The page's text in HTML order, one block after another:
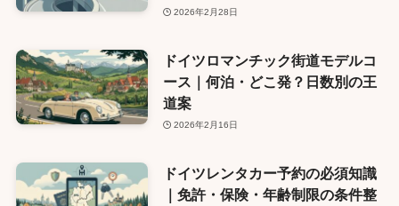
2026年2月28日
ドイツロマンチック街道モデルコ
ース｜何泊・どこ発？日数別の王
道案
2026年2月16日
ドイツレンタカー予約の必須知識
｜免許・保険・年齢制限の条件整